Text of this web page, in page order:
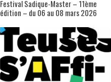
Festival Sadique-Master – 11ème
édition – du 06 au 08 mars 2026